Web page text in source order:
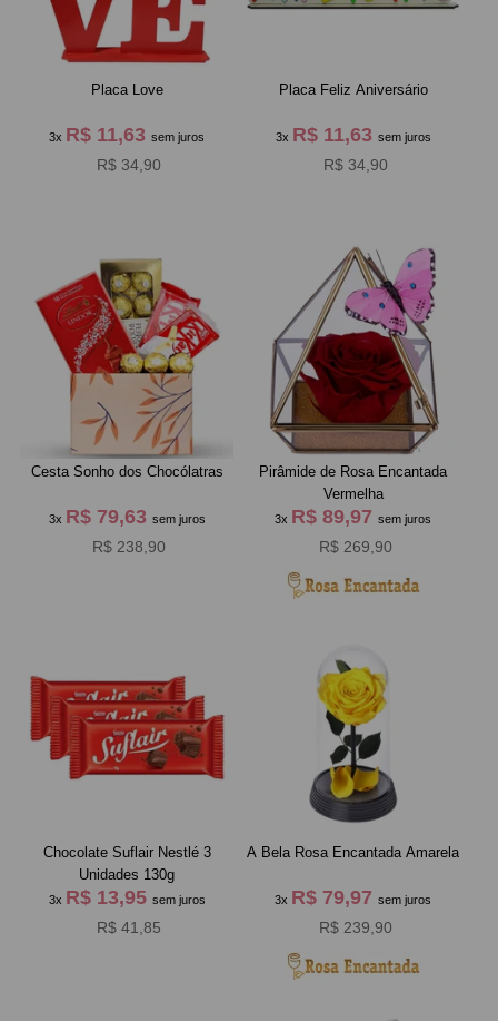
Placa Love
3x R$ 11,63sem juros
R$ 34,90
Placa Feliz Aniversário
3x R$ 11,63 sem juros
R$ 34,90
Cesta Sonho dos Chocólatras
3x R$ 79,63 sem juros
R$ 238,90
Pirâmide de Rosa Encantada
Vermelha
3x R$ 89,97sem juros
R$ 269,90
Chocolate Suflair Nestlé 3
Unidades 130g
3x R$ 13,95 sem juros
R$ 41,85
A Bela Rosa Encantada Amarela
3x R$ 79,97sem juros
R$ 239,90